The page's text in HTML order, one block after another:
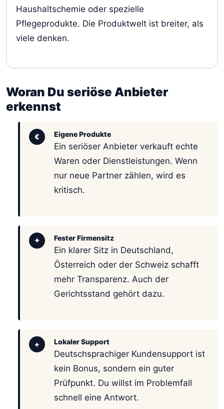
Haushaltschemie oder spezielle
Pflegeprodukte. Die Produktwelt ist breiter, als
viele denken.
Woran Du seriöse Anbieter
erkennst
€ Eigene Produkte
Ein seriöser Anbieter verkauft echte
Waren oder Dienstleistungen. Wenn
nur neue Partner zählen, wird es
kritisch.
✦ Fester Firmensitz
Ein klarer Sitz in Deutschland,
Österreich oder der Schweiz schafft
mehr Transparenz. Auch der
Gerichtsstand gehört dazu.
+ Lokaler Support
Deutschsprachiger Kundensupport ist
kein Bonus, sondern ein guter
Prüfpunkt. Du willst im Problemfall
schnell eine Antwort.